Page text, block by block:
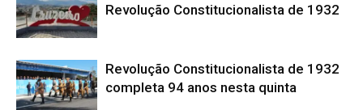
Revolução Constitucionalista de 1932
Revolução Constitucionalista de 1932
completa 94 anos nesta quinta